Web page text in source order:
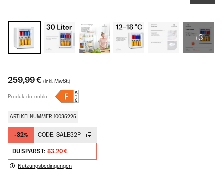
+3
259,99 € (inkl. MwSt.)
Produktdatenblatt
ARTIKELNUMMER: 10035225
-32% CODE: SALE32P
DU SPARST: 83,20 €
Nutzungsbedingungen